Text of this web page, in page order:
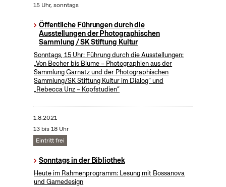
15 Uhr, sonntags
Öffentliche Führungen durch die
Ausstellungen der Photographischen
Sammlung / SK Stiftung Kultur
Sonntags, 15 Uhr: Führung durch die Ausstellungen:
„Von Becher bis Blume – Photographien aus der
Sammlung Garnatz und der Photographischen
Sammlung/SK Stiftung Kultur im Dialog“ und
„Rebecca Unz – Kopfstudien“
1.8.2021
13 bis 18 Uhr
Eintritt frei
Sonntags in der Bibliothek
Heute im Rahmenprogramm: Lesung mit Bossanova
und Gamedesign